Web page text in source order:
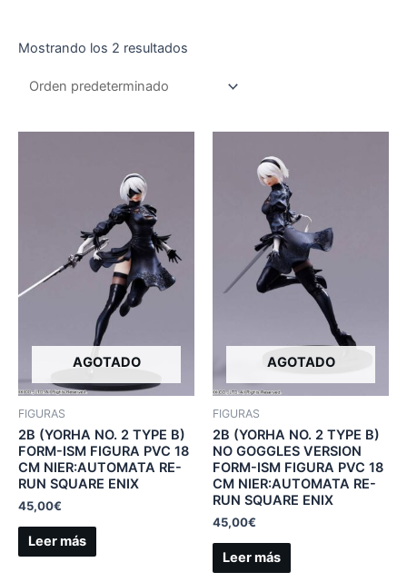
Mostrando los 2 resultados
AGOTADO
FIGURAS
2B (YORHA NO. 2 TYPE B)
FORM-ISM FIGURA PVC 18
CM NIER:AUTOMATA RE-
RUN SQUARE ENIX
45,00€
Leer más
AGOTADO
FIGURAS
2B (YORHA NO. 2 TYPE B)
NO GOGGLES VERSION
FORM-ISM FIGURA PVC 18
CM NIER:AUTOMATA RE-
RUN SQUARE ENIX
45,00€
Leer más